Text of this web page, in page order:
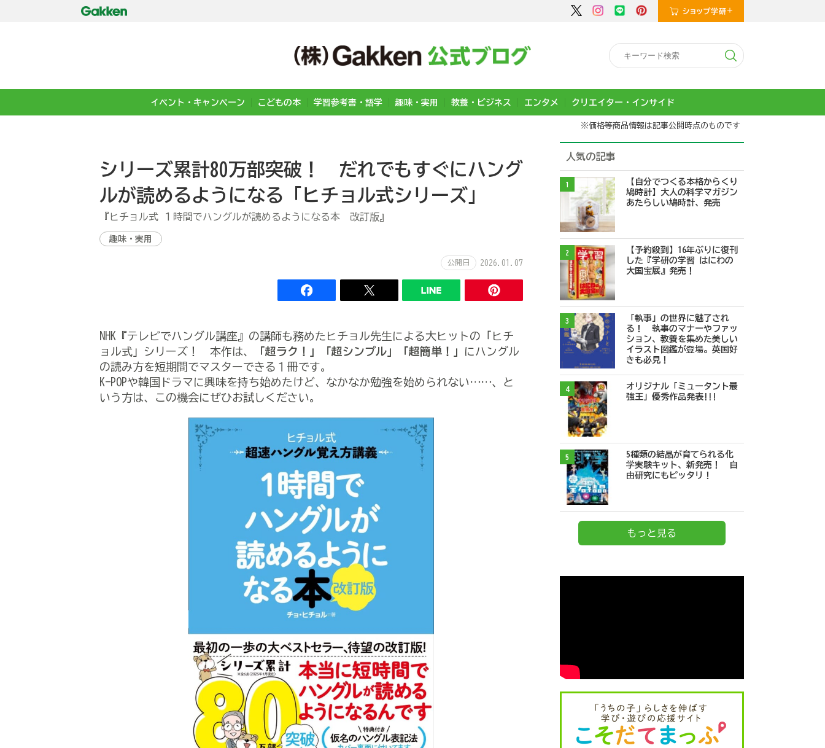
イベント・キャンペーン こどもの本 学習参考書・語学 趣味・実用 教養・ビジネス エンタメ クリエイター・インサイド
※価格等商品情報は記事公開時点のものです
シリーズ累計80万部突破！ だれでもすぐにハング
ルが読めるようになる「ヒチョル式シリーズ」
『ヒチョル式 １時間でハングルが読めるようになる本 改訂版』
趣味・実用
公開日 2026.01.07
NHK『テレビでハングル講座』の講師も務めたヒチョル先生による大ヒットの「ヒチ
ョル式」シリーズ！ 本作は、
「超ラク！」「超シンプル」「超簡単！」
にハングル
の読み方を短期間でマスターできる１冊です。
K-POPや韓国ドラマに興味を持ち始めたけど、なかなか勉強を始められない……、と
いう方は、この機会にぜひお試しください。
人気の記事
1
【自分でつくる本格からくり
鳩時計】大人の科学マガジン
あたらしい鳩時計、発売
2
【予約殺到】16年ぶりに復刊
した『学研の学習 はにわの
大国宝展』発売！
3
「執事」の世界に魅了され
る！ 執事のマナーやファッ
ション、教養を集めた美しい
イラスト図鑑が登場。英国好
きも必見！
4
オリジナル「ミュータント最
強王」優秀作品発表!!!
5
5種類の結晶が育てられる化
学実験キット、新発売！ 自
由研究にもピッタリ！
もっと見る